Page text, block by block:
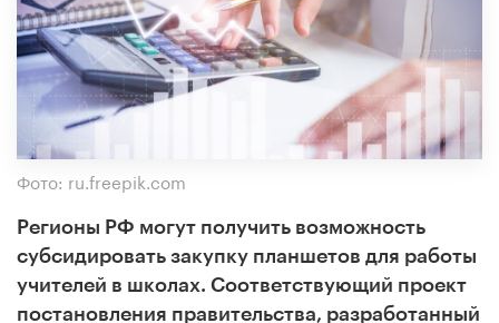
Фото: ru.freepik.com
Регионы РФ могут получить возможность
субсидировать закупку планшетов для работы
учителей в школах. Соответствующий проект
постановления правительства, разработанный